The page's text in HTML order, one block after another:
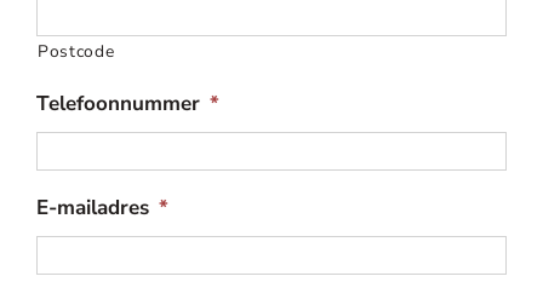
Postcode
Telefoonnummer *
E-mailadres *